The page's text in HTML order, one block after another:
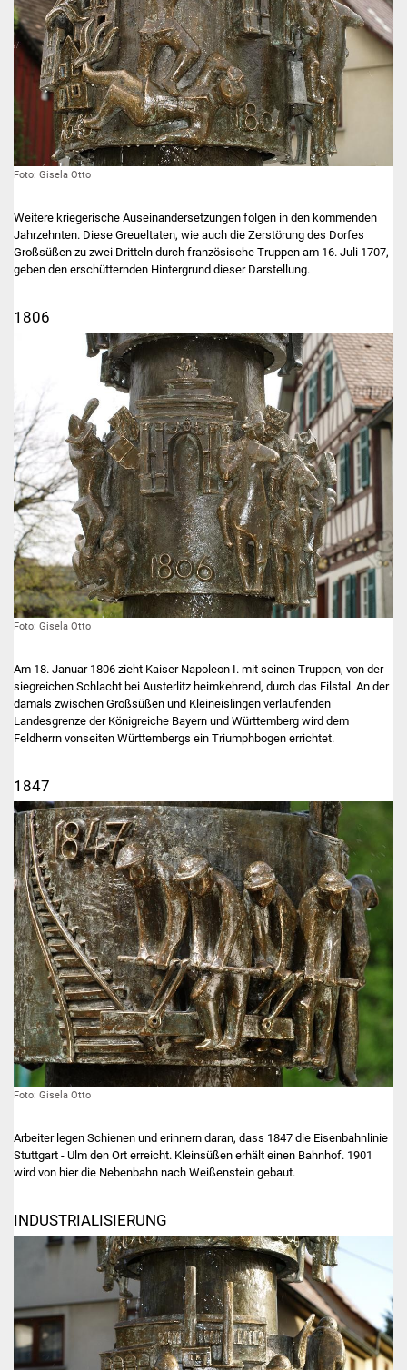
Foto: Gisela Otto
Weitere kriegerische Auseinandersetzungen folgen in den kommenden
Jahrzehnten. Diese Greueltaten, wie auch die Zerstörung des Dorfes
Großsüßen zu zwei Dritteln durch französische Truppen am 16. Juli 1707,
geben den erschütternden Hintergrund dieser Darstellung.
1806
Foto: Gisela Otto
Am 18. Januar 1806 zieht Kaiser Napoleon I. mit seinen Truppen, von der
siegreichen Schlacht bei Austerlitz heimkehrend, durch das Filstal. An der
damals zwischen Großsüßen und Kleineislingen verlaufenden
Landesgrenze der Königreiche Bayern und Württemberg wird dem
Feldherrn vonseiten Württembergs ein Triumphbogen errichtet.
1847
Foto: Gisela Otto
Arbeiter legen Schienen und erinnern daran, dass 1847 die Eisenbahnlinie
Stuttgart - Ulm den Ort erreicht. Kleinsüßen erhält einen Bahnhof. 1901
wird von hier die Nebenbahn nach Weißenstein gebaut.
INDUSTRIALISIERUNG